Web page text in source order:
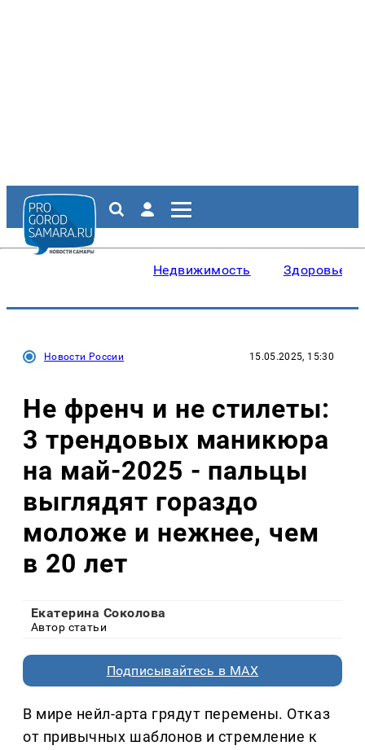
Недвижимость Здоровье
Новости России 15.05.2025, 15:30
Не френч и не стилеты:
3 трендовых маникюра
на май-2025 - пальцы
выглядят гораздо
моложе и нежнее, чем
в 20 лет
Екатерина Соколова
Автор статьи
Подписывайтесь в MAX
В мире нейл-арта грядут перемены. Отказ
от привычных шаблонов и стремление к